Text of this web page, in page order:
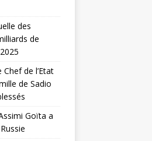
des
de
de l’Etat
de Sadio
Goïta a